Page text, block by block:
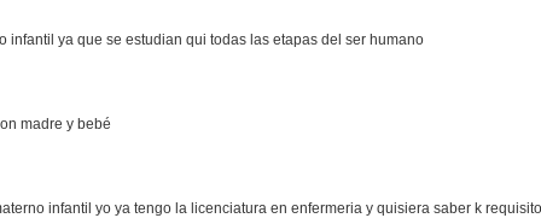
infantil ya que se estudian qui todas las etapas del ser humano
madre y bebé
infantil yo ya tengo la licenciatura en enfermeria y quisiera saber k